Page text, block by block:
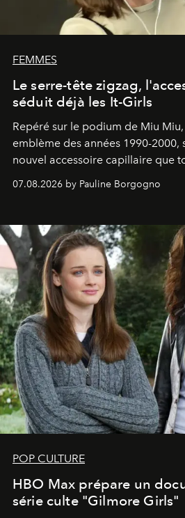
FEMMES
Le serre-tête zigzag,
séduit déjà les It-Girls
Repéré sur le podium de Miu
emblème des années 1990-
nouvel accessoire capillaire que
s'arrachent déjà.
07.08.2026 by Pauline Borgogno
POP CULTURE
HBO Max prépare un
série culte "Gilmore Girls"